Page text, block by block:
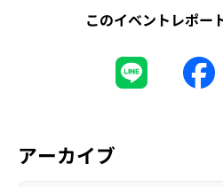
このイベントレポー
アーカイブ